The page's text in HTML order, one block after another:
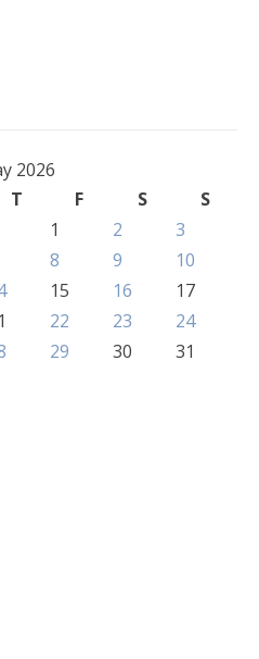
2026
T F S
S
1
2
3
8 9
10
15 16
17
22 23
24
29 30 31